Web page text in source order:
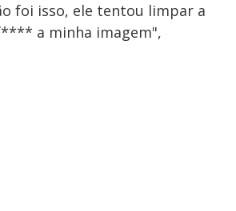
foi isso, ele tentou limpar a
a minha imagem",